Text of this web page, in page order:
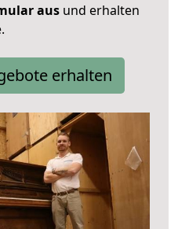
aus und erhalten
erhalten